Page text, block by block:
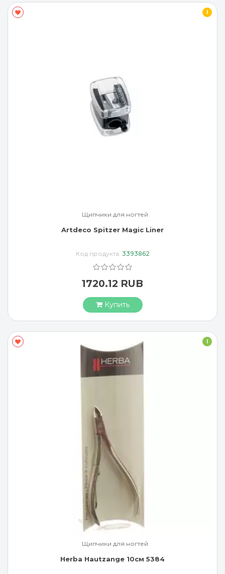
I
Щипчики для ногтей
Artdeco Spitzer Magic Liner
Код продукта: 3393862
1720.12 RUB
Купить
I
Щипчики для ногтей
Herba Hautzange 10см 5384